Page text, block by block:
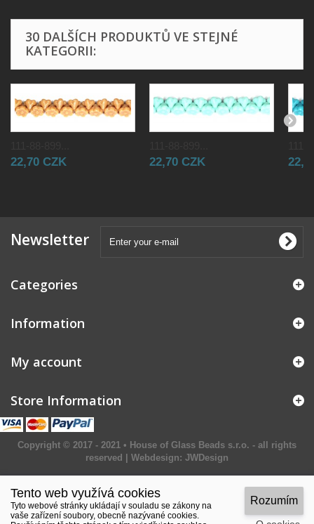
30 DALŠÍCH PRODUKTŮ VE STEJNÉ
KATEGORII:
22,70 CZK 22,70 CZK
Newsletter
Categories
Information
My account
Store Information
Copyright © 2017 - 2021 • House of Glass Beads s.r.o. - all rights
reserved | Webdesign: JWDesign
Tento web využívá cookies
Tyto webové stránky ukládají v souladu se zákony na
vaše zařízení soubory, obecně nazývané cookies.
Rozumím